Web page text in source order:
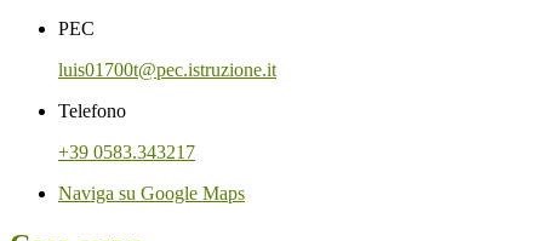
PEC
luis01700t@pec.istruzione.it
Telefono
+39 0583.343217
Naviga su Google Maps